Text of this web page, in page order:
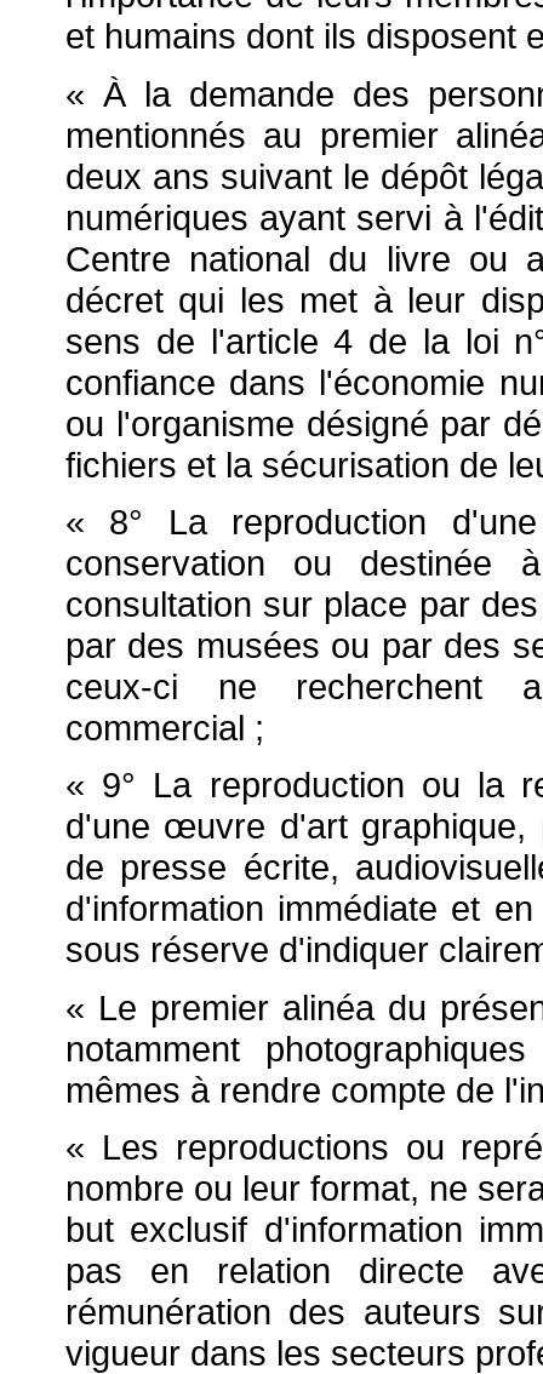
et humains dont ils disposent
« À la demande des
mentionnés au premier
deux ans suivant le dépôt
numériques ayant servi à
Centre national du livre ou
décret qui les met à leur
sens de l'article 4 de la loi
confiance dans l'économie
ou l'organisme désigné par
fichiers et la sécurisation de
« 8° La reproduction
conservation ou destinée
consultation sur place par
par des musées ou par des
ceux-ci ne recherchent
commercial ;
« 9° La reproduction ou la
d'une œuvre d'art graphique,
de presse écrite,
d'information immédiate et
sous réserve d'indiquer
« Le premier alinéa du
notamment
mêmes à rendre compte de
« Les reproductions ou
nombre ou leur format, ne
but exclusif d'information
pas en relation directe
rémunération des auteurs
vigueur dans les secteurs